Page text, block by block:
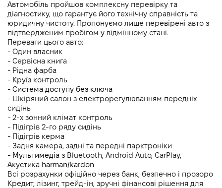
Автомобіль пройшов комплексну перевірку та
діагностику, що гарантує його технічну справність та
юридичну чистоту. Пропонуємо лише перевірені авто з
підтвердженим пробігом у відмінному стані.
Переваги цього авто:
- Один власник
- Cервісна книга
- Рідна фарба
- Круїз контроль
- Система доступу без ключа
- Шкіряний салон з електрорегулюванням передніх
сидінь
- 2-х зонний клімат контроль
- Підігрів 2-го ряду сидінь
- Підігрів керма
- Задня камера, задні та передні парктроніки
- Мультимедіа з Bluetooth, Android Auto, CarPlay,
Акустика harman/kardon
Всі розрахунки офіційно через банк, безпечно і прозоро
Кредит, лізинг, трейд-ін, зручні фінансові рішення для